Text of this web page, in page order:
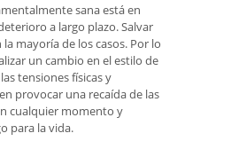
sana está en
a largo plazo. Salvar
mayoría de los casos. Por lo
un cambio en el estilo de
tensiones físicas y
provocar una recaída de las
cualquier momento y
para la vida.